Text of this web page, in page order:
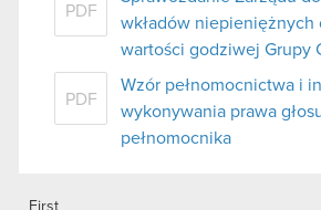
PDF
wkładów niepieniężnych
wartości godziwej Grupy
PDF
Wzór pełnomocnictwa i
wykonywania prawa
pełnomocnika
First